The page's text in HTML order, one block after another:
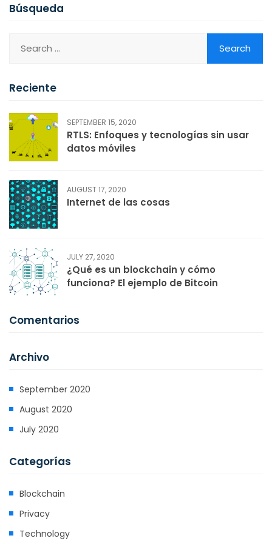
Búsqueda
Reciente
SEPTEMBER 15, 2020
RTLS: Enfoques y tecnologías sin usar
datos móviles
AUGUST 17, 2020
Internet de las cosas
JULY 27, 2020
¿Qué es un blockchain y cómo
funciona? El ejemplo de Bitcoin
Comentarios
Archivo
September 2020
August 2020
July 2020
Categorías
Blockchain
Privacy
Technology